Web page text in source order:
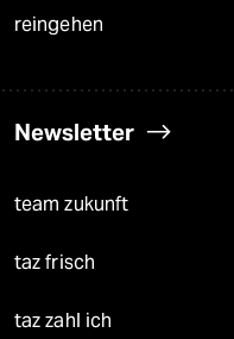
reingehen
Newsletter
team zukunft
taz frisch
taz zahl ich